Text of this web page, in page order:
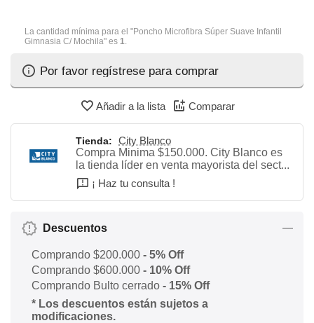
La cantidad mínima para el "Poncho Microfibra Súper Suave Infantil
Gimnasia C/ Mochila" es 1.
Por favor regístrese para comprar
Añadir a la lista Comparar
Tienda:
City Blanco
Compra Minima $150.000. City Blanco es
la tienda líder en venta mayorista del sect...
¡ Haz tu consulta !
Descuentos
Comprando $200.000 - 5% Off
Comprando $600.000 - 10% Off
Comprando Bulto cerrado - 15% Off
* Los descuentos están sujetos a
modificaciones.